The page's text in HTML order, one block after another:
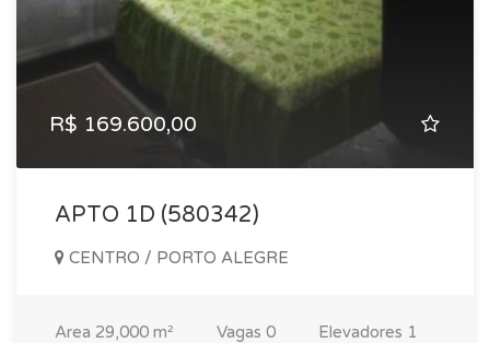
R$ 169.600,00
APTO 1D (580342)
CENTRO / PORTO ALEGRE
Area 29,000 m² Vagas 0 Elevadores 1